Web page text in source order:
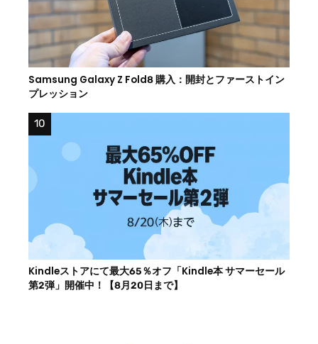
Samsung Galaxy Z Fold8 購入：開封とファーストイン
プレッション
Kindleストアにて最大65％オフ「Kindle本 サマーセール
第2弾」開催中！【8月20日まで】